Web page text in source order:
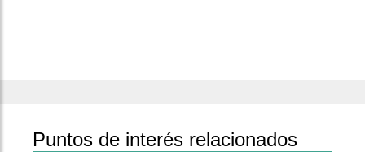
Puntos de interés relacionados